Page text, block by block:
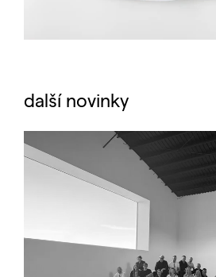
další novinky